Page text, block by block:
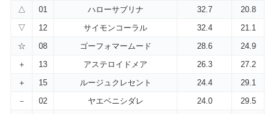
△
01 ハローサブリナ 32.7
20.8
▽
12 サイモンコーラル 32.4
21.1
☆
08 ゴーフォマームード 28.6
24.9
＋
13 アステロイドメア 26.3
27.2
＋
15 ルージュクレセント 24.4
29.1
－
02 ヤエベニシダレ 24.0
29.5